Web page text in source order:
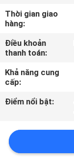
THAM
QUAN
NHÀ
MÁY
KIỂM
CHẤT
LƯỢNG
Thời gian giao
hàng:
Điều khoản
thanh toán:
Khả năng cung
cấp:
Điểm nổi bật: